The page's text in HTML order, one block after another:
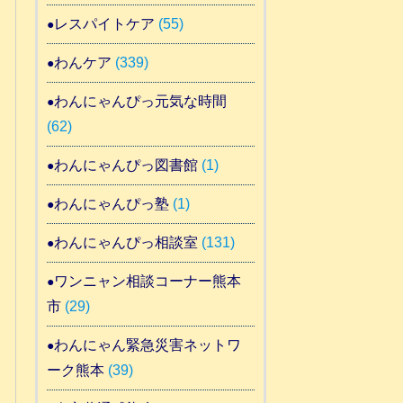
レスパイトケア (55)
わんケア (339)
わんにゃんぴっ元気な時間
(62)
わんにゃんぴっ図書館(1)
わんにゃんぴっ塾(1)
わんにゃんぴっ相談室 (131)
ワンニャン相談コーナー熊本
市(29)
わんにゃん緊急災害ネットワ
ーク熊本(39)